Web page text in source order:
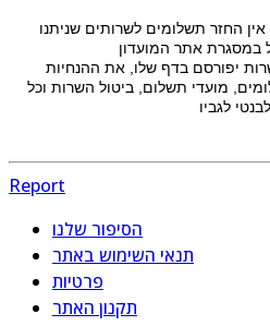
אין החזר תשלומים לשרותים שניתנו
במסגרת אתר המועדון
יפורסם בדף שלו, את ההנחיות
מועדי תשלום, ביטול השרות וכל
לגביו
Report
הסיפור שלנו
תנאי השימוש באתר
פרטיות
תקנון האתר